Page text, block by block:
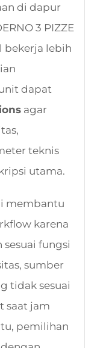
di dapur
3 PIZZE
bekerja lebih
dapat
agar
teknis
utama.
membantu
karena
fungsi
sumber
tidak sesuai
saat jam
pemilihan